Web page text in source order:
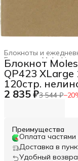
Блокноты и
Moleskine
Главная ›
Блокнот
QP423
120стр.
2 835 ₽3 544 ₽−20
Преимущества
Оплата частями
Доставка в
Удобный